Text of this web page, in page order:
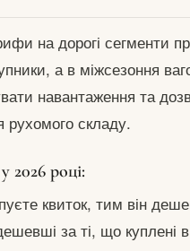
на дорогі сегменти
а в міжсезоння
навантаження та
складу.
2026 році:
квиток, тим він
за ті, що куплені